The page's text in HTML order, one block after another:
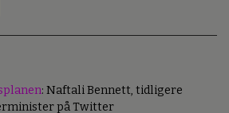
: Naftali Bennett, tidligere
på Twitter